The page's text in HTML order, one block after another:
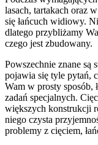
lasach, tartakach oraz
się łańcuch widiowy.
dlatego przybliżamy
czego jest zbudowany.
Powszechnie znane są
pojawia się tyle pytań,
Wam w prosty sposób,
zadań specjalnych.
większych konstrukcji
niego czysta
problemy z cięciem,